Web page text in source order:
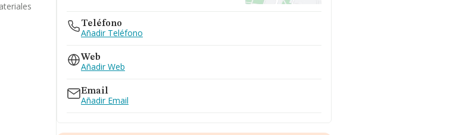
Teléfono
Añadir Teléfono
Web
Añadir Web
Email
Añadir Email